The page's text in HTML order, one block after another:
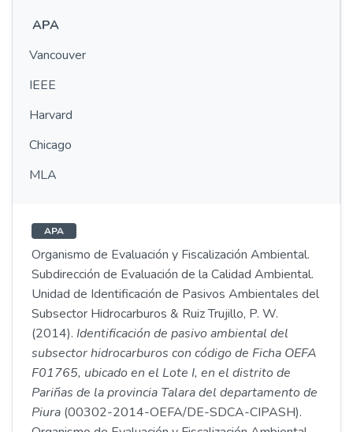
APA
Vancouver
IEEE
Harvard
Chicago
MLA
APA
Organismo de Evaluación y Fiscalización Ambiental.
Subdirección de Evaluación de la Calidad Ambiental.
Unidad de Identificación de Pasivos Ambientales del
Subsector Hidrocarburos & Ruiz Trujillo, P. W.
(2014). Identificación de pasivo ambiental del
subsector hidrocarburos con código de Ficha OEFA
F01765, ubicado en el Lote I, en el distrito de
Pariñas de la provincia Talara del departamento de
Piura (00302-2014-OEFA/DE-SDCA-CIPASH).